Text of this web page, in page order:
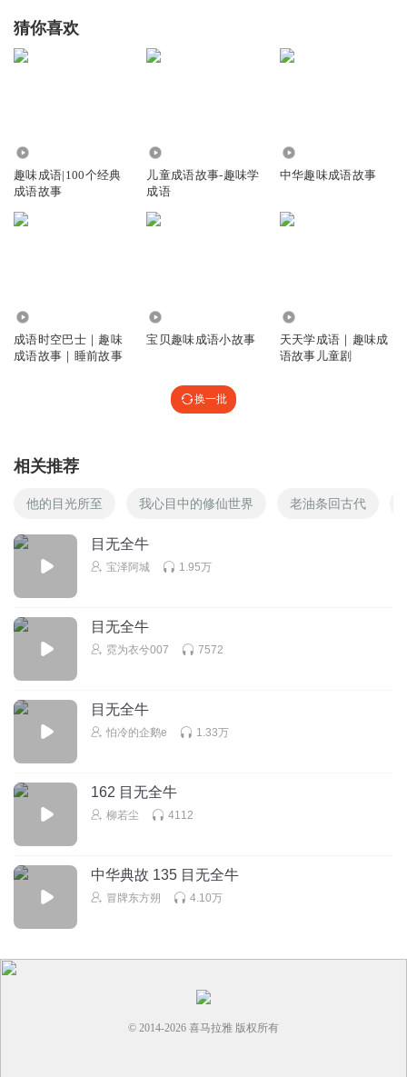
老吒
🍉🌽🥒🍳🍚🍖🍽🥢🍵🍚
1
🇹🇱🇹🇬🇩🇴🇩🇲🇷🇺🇪🇨🇪🇷🇫🇷🇫🇴🇵🇫🇬🇫🇻🇦🇵🇭
🇫🇯
回复 2022-10-30
回复
老吒
2022-10-30
张瑢
入口的开始软硬兼施还没洗干净的环境和大聚会的意义……
2022-10-30
2021-07-26
我是一个非常喜欢这个
猜你喜欢
趣味成语|100个经典
成语故事
儿童成语故事-趣味学
成语
中华趣味成语故事
成语时空巴士｜趣味
成语故事｜睡前故事
宝贝趣味成语小故事
天天学成语｜趣味成
语故事儿童剧
换一批
相关推荐
他的目光所至 我心目中的修仙世界 老油条回古代
目无全牛
宝泽阿城 1.95万
目无全牛
霓为衣兮007 7572
目无全牛
怕冷的企鹅e 1.33万
162 目无全牛
柳若尘 4112
中华典故 135 目无全牛
冒牌东方朔 4.10万
© 2014-2026 喜马拉雅 版权所有